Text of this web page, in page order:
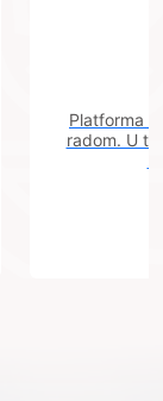
Platforma
radom. U